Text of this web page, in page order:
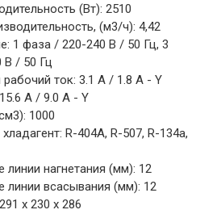
(Вт): 2510
(м3/ч): 4,42
1 фаза / 220-240 В / 50 Гц, 3
/ 50 Гц
ток: 3.1 А / 1.8 А - Y
А / 9.0 А - Y
1000
R-404A, R-507, R-134a,
линии нагнетания (мм): 12
линии всасывания (мм): 12
х 230 х 286